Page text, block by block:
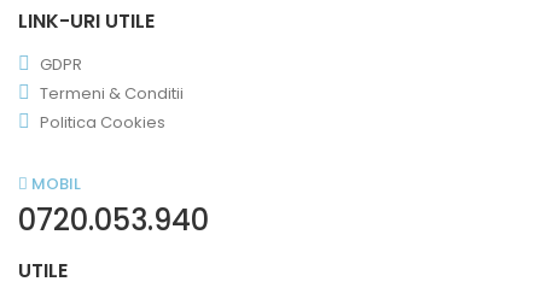
LINK-URI UTILE
GDPR
Termeni & Conditii
Politica Cookies
MOBIL
0720.053.940
UTILE